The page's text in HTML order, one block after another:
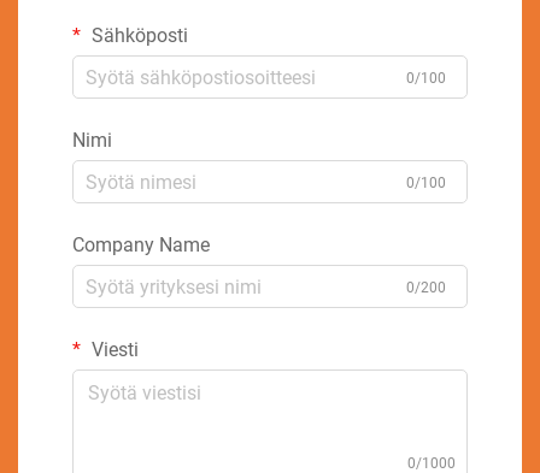
Sähköposti
0/100
Nimi
0/100
Company Name
0/200
Viesti
0/1000